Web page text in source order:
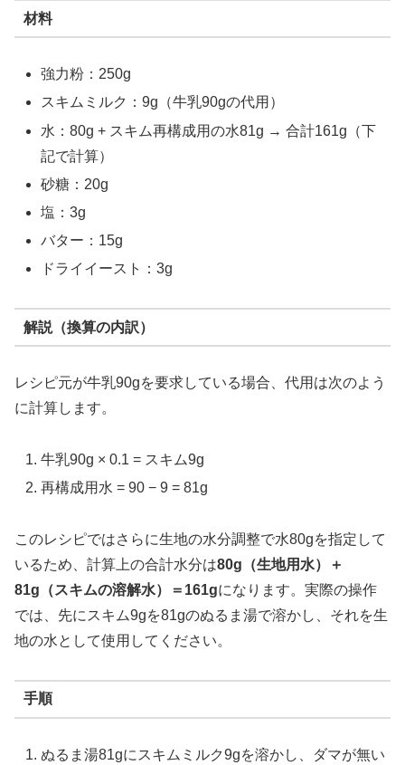
材料
強力粉：250g
スキムミルク：9g（牛乳90gの代用）
水：80g + スキム再構成用の水81g → 合計161g（下
記で計算）
砂糖：20g
塩：3g
バター：15g
ドライイースト：3g
解説（換算の内訳）
レシピ元が牛乳90gを要求している場合、代用は次のよう
に計算します。
牛乳90g × 0.1 = スキム9g
再構成用水 = 90 − 9 = 81g
このレシピではさらに生地の水分調整で水80gを指定して
いるため、計算上の合計水分は80g（生地用水）＋
81g（スキムの溶解水）＝161gになります。実際の操作
では、先にスキム9gを81gのぬるま湯で溶かし、それを生
地の水として使用してください。
手順
ぬるま湯81gにスキムミルク9gを溶かし、ダマが無い